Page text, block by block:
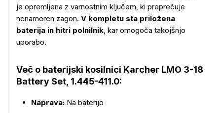
je opremljena z varnostnim ključem, ki preprečuje
nenameren zagon. V kompletu sta priložena
baterija in hitri polnilnik, kar omogoča takojšnjo
uporabo.
Več o baterijski kosilnici Karcher LMO 3-18
Battery Set, 1.445-411.0:
Naprava: Na baterijo